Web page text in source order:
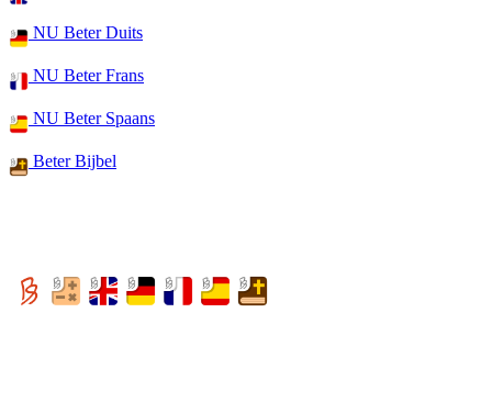
NU Beter Duits
NU Beter Frans
NU Beter Spaans
Beter Bijbel